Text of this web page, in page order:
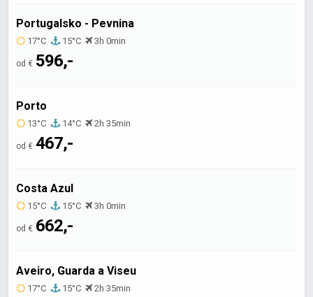
Portugalsko - Pevnina
17°C 15°C 3h 0min
od € 596,-
Porto
13°C 14°C 2h 35min
od € 467,-
Costa Azul
15°C 15°C 3h 0min
od € 662,-
Aveiro, Guarda a Viseu
17°C 15°C 2h 35min